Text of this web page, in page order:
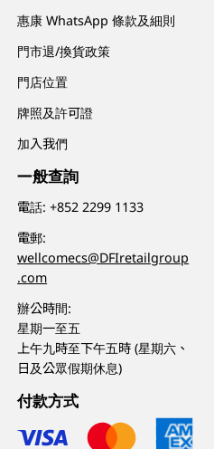
惠康 WhatsApp 條款及細則
門市退/換貨政策
門店位置
牌照及許可證
加入我們
一般查詢
電話:+852 2299 1133
電郵:
wellcomecs@DFIretailgroup
.com
辦公時間:
星期一至五
上午九時至下午五時 (星期六、
日及公眾假期休息)
付款方式